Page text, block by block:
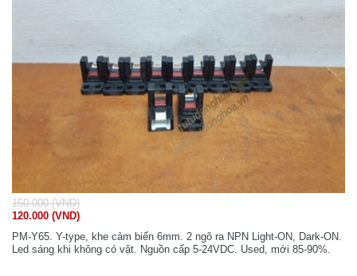
150.000 (VND)
120.000 (VND)
PM-Y65. Y-type, khe cảm biến 6mm. 2 ngõ ra NPN Light-ON, Dark-ON.
Led sáng khi không có vật. Nguồn cấp 5-24VDC. Used, mới 85-90%.